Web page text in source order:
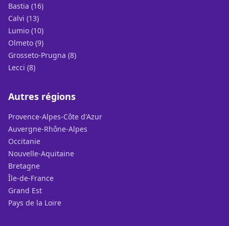
Bastia (16)
Calvi (13)
Lumio (10)
Olmeto (9)
Grosseto-Prugna (8)
Lecci (8)
Autres régions
Provence-Alpes-Côte d'Azur
Auvergne-Rhône-Alpes
Occitanie
Nouvelle-Aquitaine
Bretagne
Île-de-France
Grand Est
Pays de la Loire